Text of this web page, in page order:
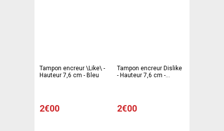
Tampon encreur \Like\ -
Hauteur 7,6 cm - Bleu
2€00
Tampon encreur Dislike
- Hauteur 7,6 cm -
2€00